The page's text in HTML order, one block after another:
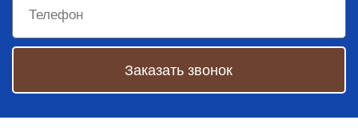
Заказать звонок